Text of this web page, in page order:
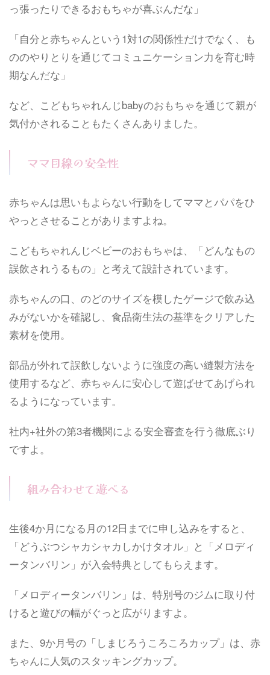
っ張ったりできるおもちゃが喜ぶんだな」
「自分と赤ちゃんという1対1の関係性だけでなく、も
ののやりとりを通じてコミュニケーション力を育む時
期なんだな」
など、こどもちゃれんじbabyのおもちゃを通じて親が
気付かされることもたくさんありました。
ママ目線の安全性
赤ちゃんは思いもよらない行動をしてママとパパをひ
やっとさせることがありますよね。
こどもちゃれんじベビーのおもちゃは、「どんなもの
誤飲されうるもの」と考えて設計されています。
赤ちゃんの口、のどのサイズを模したゲージで飲み込
みがないかを確認し、食品衛生法の基準をクリアした
素材を使用。
部品が外れて誤飲しないように強度の高い縫製方法を
使用するなど、赤ちゃんに安心して遊ばせてあげられ
るようになっています。
社内+社外の第3者機関による安全審査を行う徹底ぶり
ですよ。
組み合わせて遊べる
生後4か月になる月の12日までに申し込みをすると、
「どうぶつシャカシャカしかけタオル」と「メロディ
ータンバリン」が入会特典としてもらえます。
「メロディータンバリン」は、特別号のジムに取り付
けると遊びの幅がぐっと広がりますよ。
また、9か月号の「しまじろうころころカップ」は、赤
ちゃんに人気のスタッキングカップ。